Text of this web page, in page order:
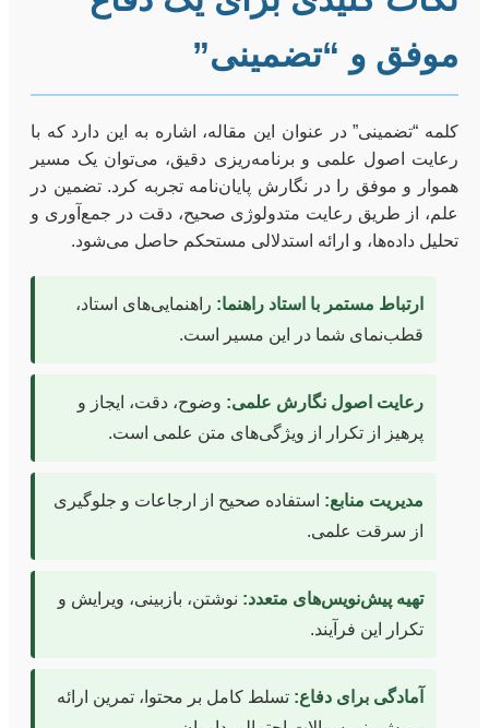
موفق و “تضمینی”
کلمه “تضمینی” در عنوان این مقاله، اشاره به این دارد که با
رعایت اصول علمی و برنامه‌ریزی دقیق، می‌توان یک مسیر
هموار و موفق را در نگارش پایان‌نامه تجربه کرد. تضمین در
علم، از طریق رعایت متدولوژی صحیح، دقت در جمع‌آوری و
تحلیل داده‌ها، و ارائه استدلالی مستحکم حاصل می‌شود.
ارتباط مستمر با استاد راهنما: راهنمایی‌های استاد،
قطب‌نمای شما در این مسیر است.
رعایت اصول نگارش علمی: وضوح، دقت، ایجاز و
پرهیز از تکرار از ویژگی‌های متن علمی است.
مدیریت منابع: استفاده صحیح از ارجاعات و جلوگیری
از سرقت علمی.
تهیه پیش‌نویس‌های متعدد: نوشتن، بازبینی، ویرایش و
تکرار این فرآیند.
آمادگی برای دفاع: تسلط کامل بر محتوا، تمرین ارائه